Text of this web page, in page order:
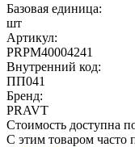
Базовая единица:
шт
Артикул:
PRPM40004241
Внутренний код:
ПП041
Бренд:
PRAVT
Стоимость доступна
С этим товаром часто